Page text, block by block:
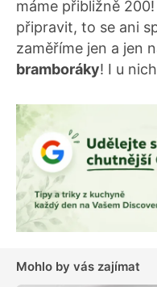
máme přibližně
připravit, to se ani
zaměříme jen a jen
bramboráky! I u
Mohlo by vás zajímat